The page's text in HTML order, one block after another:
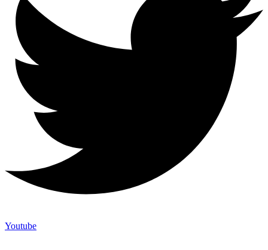
Youtube